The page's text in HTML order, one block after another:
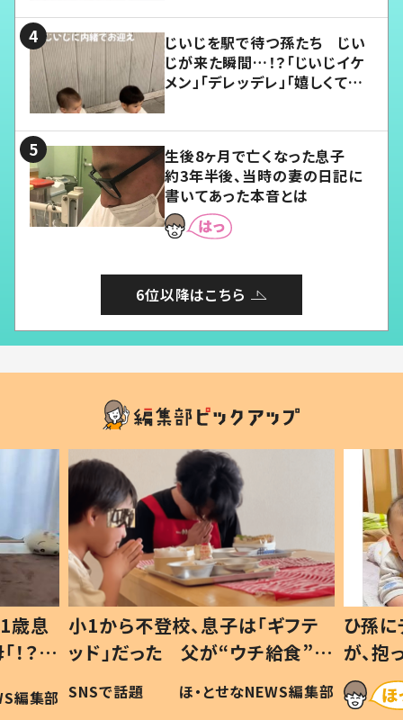
じいじを駅で待つ孫たち じい
じが来た瞬間…！？「じいじイケ
メン」「デレッデレ」「嬉しくて可
生後8ヶ月で亡くなった息子
約3年半後、当時の妻の日記に
書いてあった本音とは
6位以降はこちら
歳息
？」
編集部
小1から不登校、息子は「ギフテ
ッド」だった 父が“ウチ給食”を
作り続ける理由とは #令和の親
#令和の子
SNSで話題 ほ・とせなNEWS編集部
ひ孫
が、
「涙が
い」